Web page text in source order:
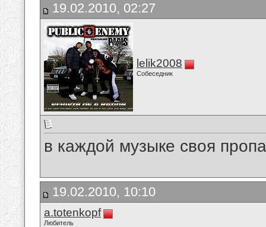
19.02.2010, 02:27
lelik2008
Собеседник
в каждой музыке своя
19.02.2010, 10:10
a.totenkopf
Любитель